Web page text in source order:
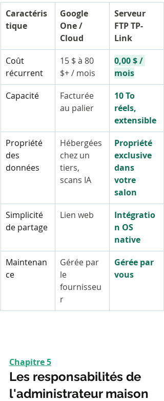
Caractéris
tique
Google
One /
Cloud
Serveur
FTP TP-
Link
Coût
récurrent
15 $ à 80
$+ / mois
0,00 $ /
mois
Capacité
Facturée
au palier
10 To
réels,
extensible
Propriété
des
données
Hébergées
chez un
tiers,
scans IA
Propriété
exclusive
dans
votre
salon
Simplicité
de partage
Lien web
Intégratio
n OS
native
Maintenan
ce
Gérée par
le
fournisseu
r
Gérée par
vous
Chapitre 5
Les responsabilités de
l'administrateur maison